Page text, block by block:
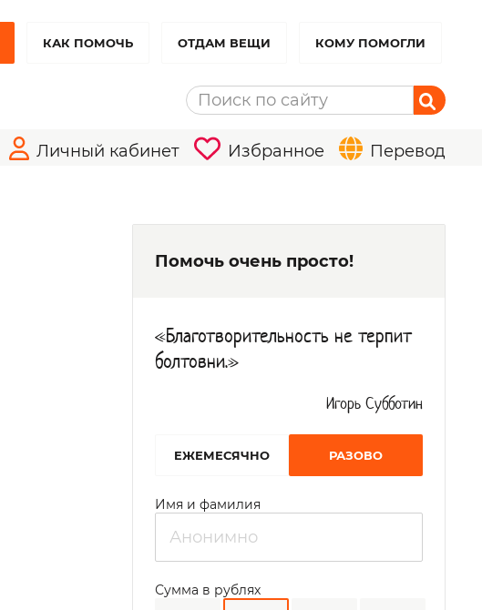
КАК ПОМОЧЬ ОТДАМ ВЕЩИ КОМУ ПОМОГЛИ
Личный кабинет Избранное Перевод
Помочь очень просто!
«Благотворительность не терпит
болтовни.»
Игорь Субботин
EЖЕМЕСЯЧНО РАЗОВО
Имя и фамилия
Сумма в рублях